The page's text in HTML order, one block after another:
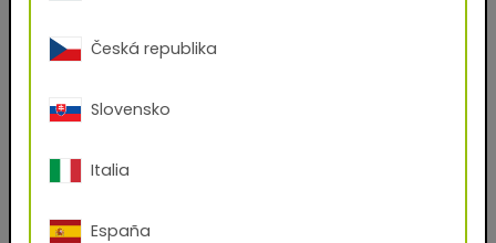
Città Česká republika
Slovensko
Italia
España